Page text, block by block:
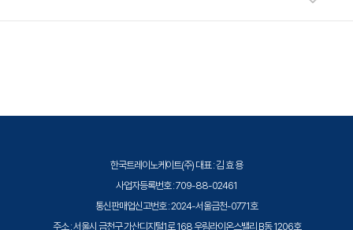
한국트레이노케이트(주) 대표 : 김 효 용
사업자등록번호 : 709-88-02461
통신판매업신고번호 : 2024-서울금천-0771호
주소 : 서울시 금천구 가산디지털1로 168 우림라이온스밸리 B동 1206호